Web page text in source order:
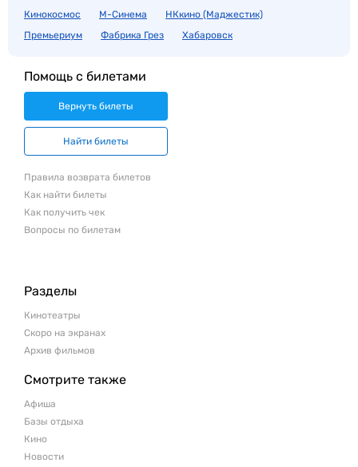
Кинокосмос
М-Синема
НКкино (Маджестик)
Премьериум
Фабрика Грез Хабаровск
Помощь с билетами
Вернуть билеты
Найти билеты
Правила возврата билетов
Как найти билеты
Как получить чек
Вопросы по билетам
Разделы
Кинотеатры
Скоро на экранах
Архив фильмов
Смотрите также
Афиша
Базы отдыха
Кино
Новости